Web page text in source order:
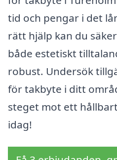
tid och pengar i det
rätt hjälp kan du
både estetiskt
robust. Undersök
för takbyte i ditt
steget mot ett
idag!